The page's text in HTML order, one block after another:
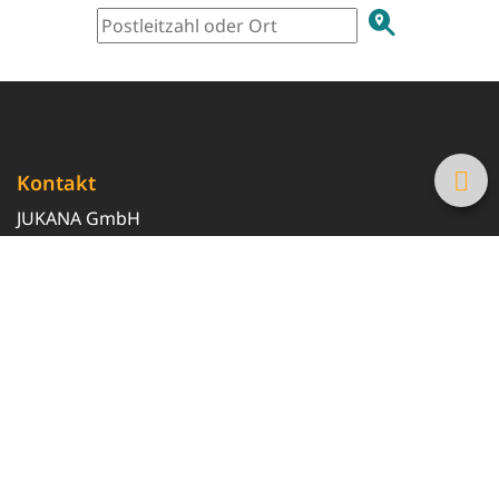
Kontakt
JUKANA GmbH